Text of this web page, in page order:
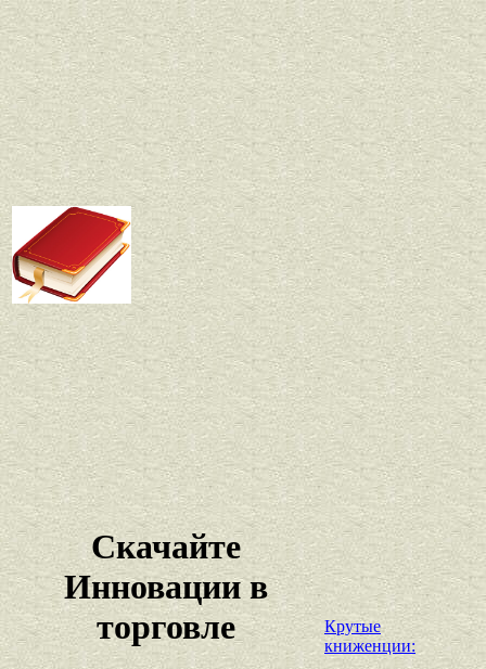
Скачайте
Инновации в
торговле
Крутые
книженции: